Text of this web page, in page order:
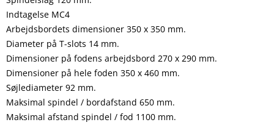
Indtagelse MC4
Arbejdsbordets dimensioner 350 x 350 mm.
Diameter på T-slots 14 mm.
Dimensioner på fodens arbejdsbord 270 x 290 mm.
Dimensioner på hele foden 350 x 460 mm.
Søjlediameter 92 mm.
Maksimal spindel / bordafstand 650 mm.
Maksimal afstand spindel / fod 1100 mm.